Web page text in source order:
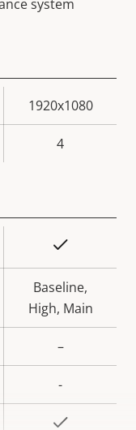
system
1920x1080
4
Baseline,
High, Main
–
-